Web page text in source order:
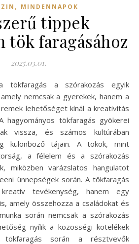
, MINDENNAPOK
tippek
tök faragásához
2025.03.01.
nemcsak a gyerekek, hanem a
lehetőséget kínál a kreativitás
hagyományos tökfaragás gyökerei
vissza, és számos kultúrában
különböző tájain. A tökök, mint
a félelem és a szórakozás
miközben varázslatos hangulatot
ünnepségek során. A tökfaragás
tevékenység, hanem egy
amely összehozza a családokat és
során nemcsak a szórakozás
nyílik a közösségi kötelékek
során a résztvevők